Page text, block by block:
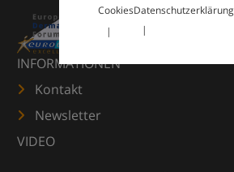
CookiesDatenschutzerklärung
INFORMATIONEN
Kontakt
Newsletter
VIDEO